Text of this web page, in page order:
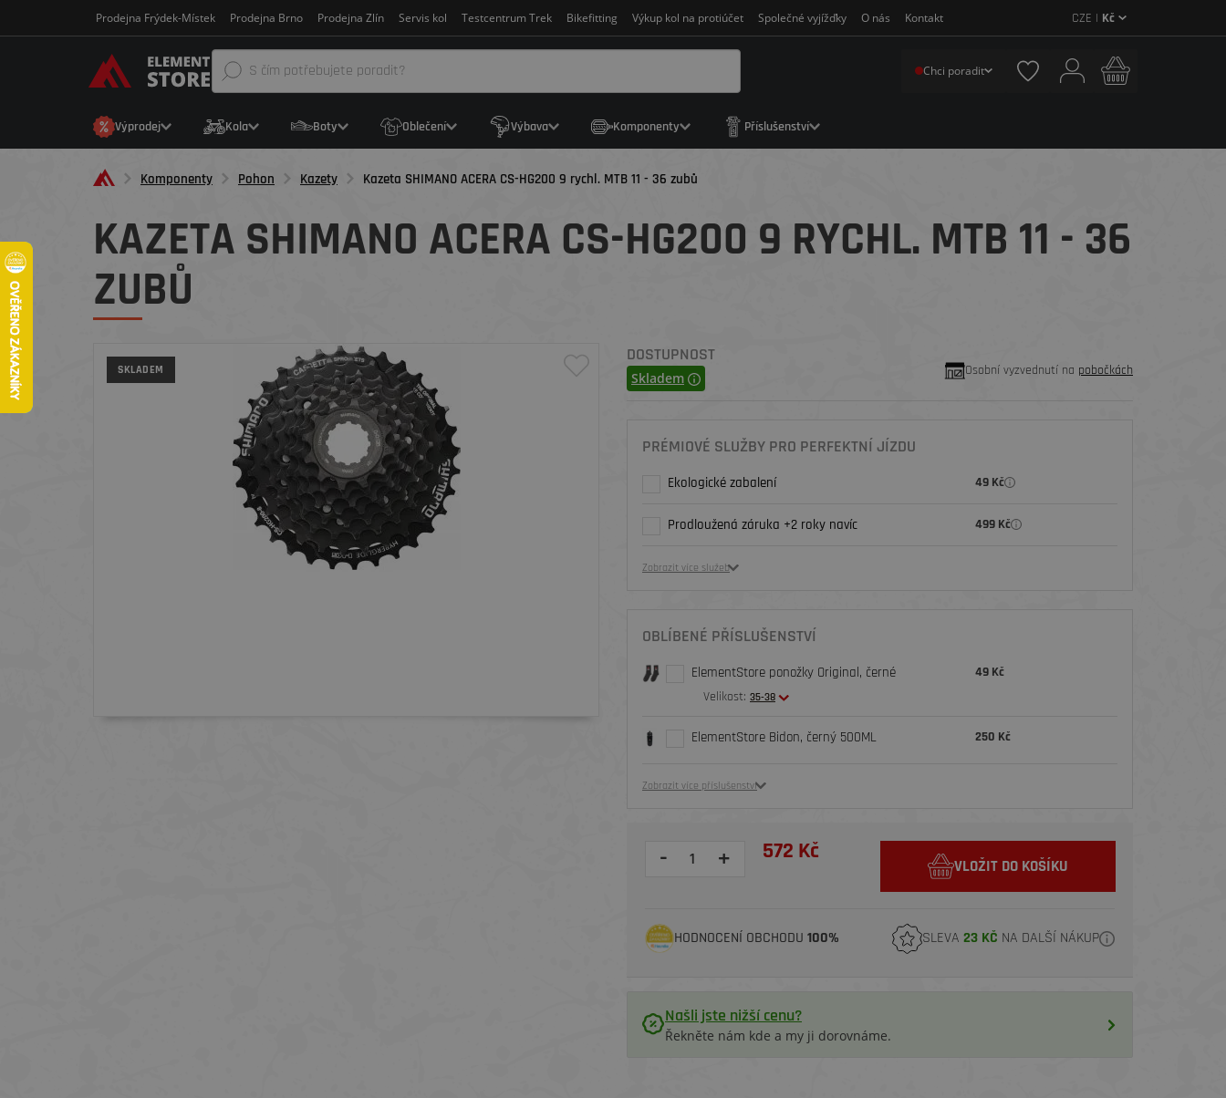
Prodejna Frýdek-Místek Prodejna Brno Prodejna Zlín Servis kol Testcentrum Trek Bikefitting Výkup kol na protiúčet Společné vyjížďky O nás Kontakt CZE | Kč
Chci poradit
Výprodej Kola Boty Oblečení Výbava Komponenty Příslušenství
Komponenty Pohon Kazety Kazeta SHIMANO ACERA CS-HG200 9 rychl. MTB 11 - 36 zubů
KAZETA SHIMANO ACERA CS-HG200 9 RYCHL. MTB 11 - 36
ZUBŮ
SKLADEM
DOSTUPNOST
Skladem Osobní vyzvednutí na pobočkách
PRÉMIOVÉ SLUŽBY PRO PERFEKTNÍ JÍZDU
Ekologické zabalení 49 Kč
Prodloužená záruka +2 roky navíc 499 Kč
Zobrazit více služeb
OBLÍBENÉ PŘÍSLUŠENSTVÍ
ElementStore ponožky Original, černé
Velikost: 35-38
49 Kč
ElementStore Bidon, černý 500ML 250 Kč
Zobrazit více příslušenství
- + 572 Kč
VLOŽIT DO KOŠÍKU
HODNOCENÍ OBCHODU 100% SLEVA 23 KČ NA DALŠÍ NÁKUP
Našli jste nižší cenu?
Řekněte nám kde a my ji dorovnáme.